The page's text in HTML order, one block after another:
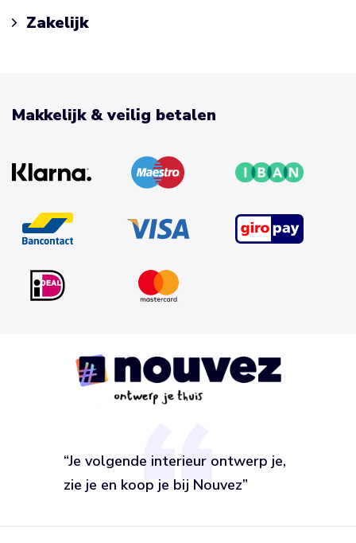
Zakelijk
“Je volgende interieur ontwerp je,
zie je en koop je bij Nouvez”
Makkelijk & veilig betalen